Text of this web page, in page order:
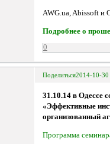
AWG.ua, Abissoft и
Подробнее о
0
Поделиться2014-10-
31.10.14 в Одессе
«Эффективные
организованный
Программа